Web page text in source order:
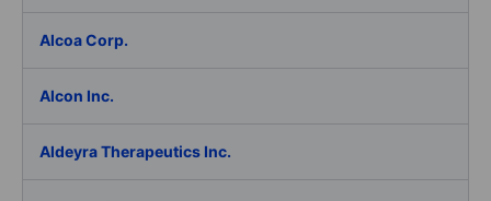
Alcoa Corp.
Alcon Inc.
Aldeyra Therapeutics Inc.